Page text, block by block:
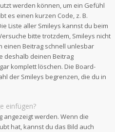
werden können, um ein Gefühl
es einen kurzen Code, z. B.
Liste aller Smileys kannst du beim
bitte trotzdem, Smileys nicht
einen Beitrag schnell unlesbar
deshalb deinen Beitrag
komplett löschen. Die Board-
der Smileys begrenzen, die du in
einfügen?
angezeigt werden. Wenn die
hat, kannst du das Bild auch